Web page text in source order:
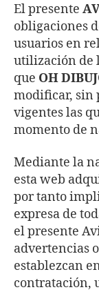
El presente
obligaciones
usuarios en
utilización de
que OH
modificar, sin
vigentes las
momento de
Mediante la
esta web
por tanto
expresa de
el presente
advertencias
establezcan
contratación,